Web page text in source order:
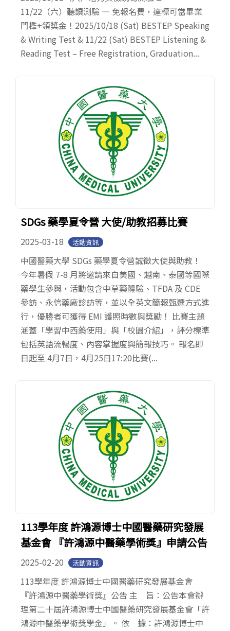
11/22（六）聽讀測驗 — 免報名費，達標可當畢業
門檻+領獎金！2025/10/18 (Sat) BESTEP Speaking
& Writing Test & 11/22 (Sat) BESTEP Listening &
Reading Test – Free Registration, Graduation...
SDGs 藥學夏令營 大使/助教招募比賽
2025-03-18 活動資訊
中國醫藥大學 SDGs 藥學夏令營誠徵大使與助教！
今年暑假 7-8 月將邀請來自美國、越南、泰國等國際
藥學生參與，活動包含中草藥體驗、TFDA 及 CDE
參訪、永信藥廠診訪等，並以全英文簡報甄選方式進
行，優勝者可獲得 EMI 護照時數與獎勵！ 比賽主題
涵蓋「學習中西藥使用」與「校園介紹」，評分標準
包括英語流暢度、內容掌握度與簡報技巧。 報名即
日起至 4月7日，4月25日17:20比賽(...
113學年度 許鴻源博士中國醫藥研究發展
基金會 『許鴻源中醫藥學術獎』申請公告
2025-02-20 活動資訊
113學年度 許鴻源博士中國醫藥研究發展基金會
『許鴻源中醫藥學術獎』公告 主 旨：公告本會辦
理第二十屆許鴻源博士中國醫藥研究發展基金會「許
鴻源中醫藥學術獎學金」。 依 據：許鴻源博士中